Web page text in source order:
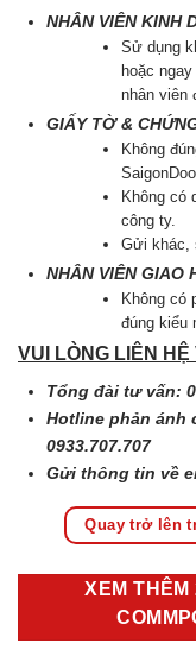
NHÂN VIÊN KINH
Sử dụng
hoặc
nhân viên
GIẤY TỜ &
Không
Không có
công ty.
Gửi khác,
NHÂN VIÊN GIAO
Không có
đúng kiểu
VUI LÒNG LIÊN
Tổng đài tư vấn:
Hotline phản ánh
0933.707.707
Gửi thông tin về
Quay trở lên
XEM